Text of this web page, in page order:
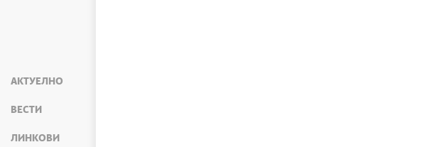
АКТУЕЛНО
ВЕСТИ
ЛИНКОВИ